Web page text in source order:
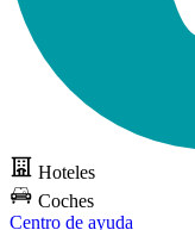
Hoteles
Coches
Centro de ayuda